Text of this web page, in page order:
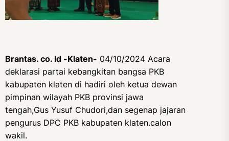
Brantas. co. Id -Klaten- 04/10/2024 Acara
deklarasi partai kebangkitan bangsa PKB
kabupaten klaten di hadiri oleh ketua dewan
pimpinan wilayah PKB provinsi jawa
tengah,Gus Yusuf Chudori,dan segenap jajaran
pengurus DPC PKB kabupaten klaten.calon
wakil.